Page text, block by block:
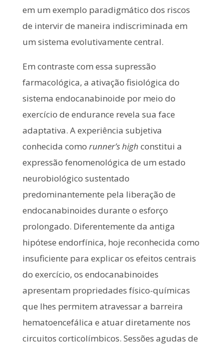
em um exemplo paradigmático dos riscos
de intervir de maneira indiscriminada em
um sistema evolutivamente central.
Em contraste com essa supressão
farmacológica, a ativação fisiológica do
sistema endocanabinoide por meio do
exercício de endurance revela sua face
adaptativa. A experiência subjetiva
conhecida como runner’s high constitui a
expressão fenomenológica de um estado
neurobiológico sustentado
predominantemente pela liberação de
endocanabinoides durante o esforço
prolongado. Diferentemente da antiga
hipótese endorfínica, hoje reconhecida como
insuficiente para explicar os efeitos centrais
do exercício, os endocanabinoides
apresentam propriedades físico-químicas
que lhes permitem atravessar a barreira
hematoencefálica e atuar diretamente nos
circuitos corticolímbicos. Sessões agudas de